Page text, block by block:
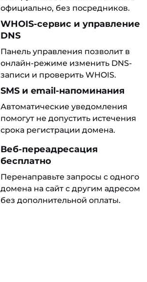
официально, без посредников.
WHOIS-сервис и управление
DNS
Панель управления позволит в
онлайн-режиме изменить DNS-
записи и проверить WHOIS.
SMS и email-напоминания
Автоматические уведомления
помогут не допустить истечения
срока регистрации домена.
Веб-переадресация
бесплатно
Перенаправьте запросы с одного
домена на сайт с другим адресом
без дополнительной оплаты.